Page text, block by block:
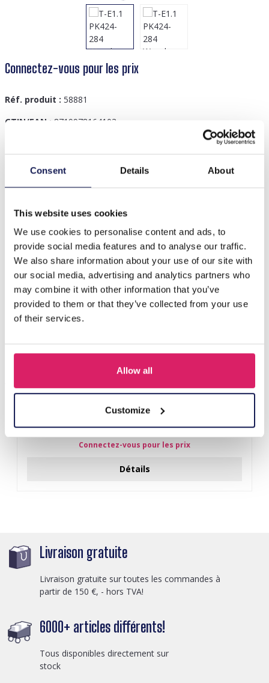
Consent Details About
This website uses cookies
We use cookies to personalise content and ads, to
provide social media features and to analyse our traffic.
We also share information about your use of our site with
our social media, advertising and analytics partners who
may combine it with other information that you’ve
provided to them or that they’ve collected from your use
of their services.
Allow all
Customize
Connectez-vous pour les prix
Réf. produit : 58881
GTIN/EAN : 8719978164103
Description
T-E1.1 PK424-284 Wooden Necklace Display 26x20cm
D'autres ont acheté aussi
27x22x7cm Gold
Connectez-vous pour les prix
Détails
Livraison gratuite
Livraison gratuite sur toutes les commandes à
partir de 150 €, - hors TVA!
6000+ articles différents!
Tous disponibles directement sur
stock